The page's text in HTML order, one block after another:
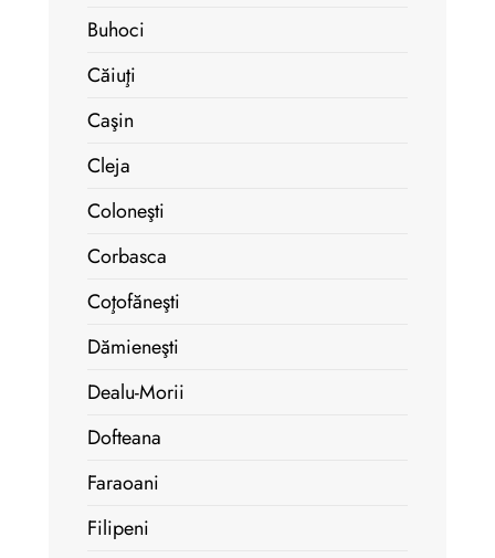
Buhoci
Căiuţi
Caşin
Cleja
Coloneşti
Corbasca
Coţofăneşti
Dămieneşti
Dealu-Morii
Dofteana
Faraoani
Filipeni